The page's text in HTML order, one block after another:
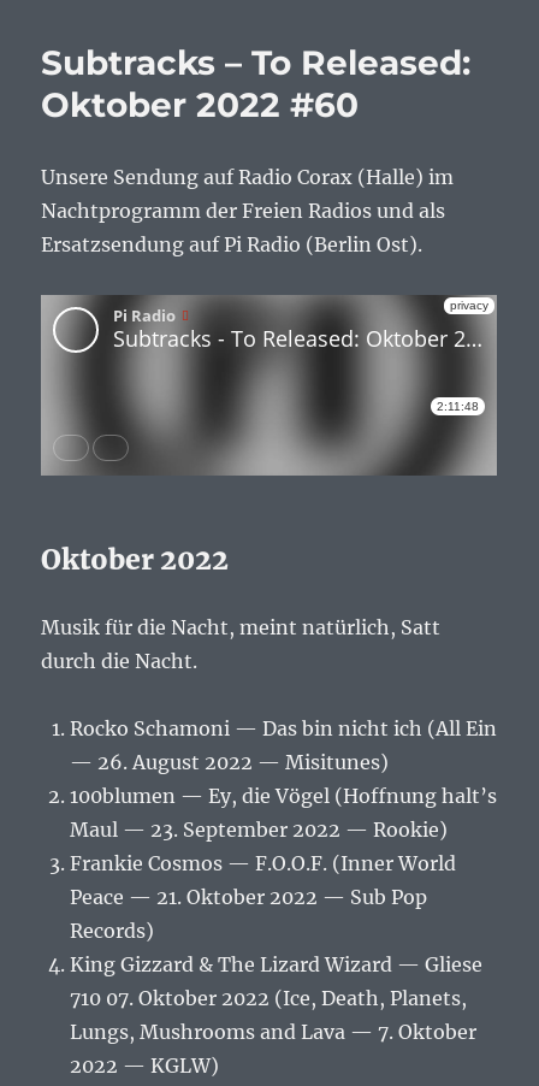
Subtracks – To Released:
Oktober 2022 #60
Unsere Sendung auf Radio Corax (Halle) im
Nachtprogramm der Freien Radios und als
Ersatzsendung auf Pi Radio (Berlin Ost).
Oktober 2022
Musik für die Nacht, meint natürlich, Satt
durch die Nacht.
Rocko Schamoni — Das bin nicht ich (All Ein
— 26. August 2022 — Misitunes)
100blumen — Ey, die Vögel (Hoffnung halt’s
Maul — 23. September 2022 — Rookie)
Frankie Cosmos — F.O.O.F. (Inner World
Peace — 21. Oktober 2022 — Sub Pop
Records)
King Gizzard & The Lizard Wizard — Gliese
710 07. Oktober 2022 (Ice, Death, Planets,
Lungs, Mushrooms and Lava — 7. Oktober
2022 — KGLW)